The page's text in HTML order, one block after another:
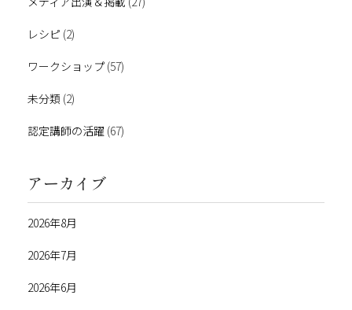
レシピ (2)
ワークショップ (57)
未分類 (2)
認定講師の活躍 (67)
アーカイブ
2026年8月
2026年7月
2026年6月